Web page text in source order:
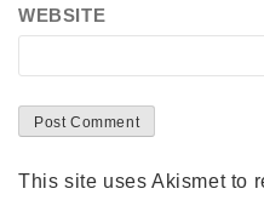
WEBSITE
This site uses Akismet to